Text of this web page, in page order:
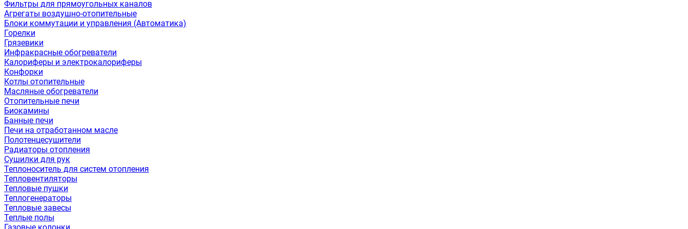
Фильтры для прямоугольных каналов
Агрегаты воздушно-отопительные
Блоки коммутации и управления (Автоматика)
Горелки
Грязевики
Инфракрасные обогреватели
Калориферы и электрокалориферы
Конфорки
Котлы отопительные
Масляные обогреватели
Отопительные печи
Биокамины
Банные печи
Печи на отработанном масле
Полотенцесушители
Радиаторы отопления
Сушилки для рук
Теплоноситель для систем отопления
Тепловентиляторы
Тепловые пушки
Теплогенераторы
Тепловые завесы
Теплые полы